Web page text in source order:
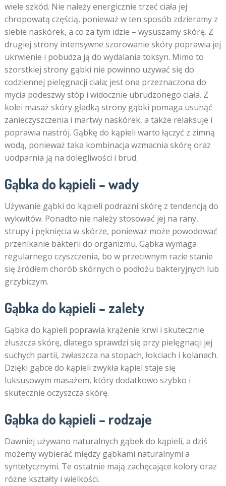
wiele szkód. Nie należy energicznie trzeć ciała jej
chropowatą częścią, ponieważ w ten sposób zdzieramy z
siebie naskórek, a co za tym idzie – wysuszamy skórę. Z
drugiej strony intensywne szorowanie skóry poprawia jej
ukrwienie i pobudza ją do wydalania toksyn. Mimo to
szorstkiej strony gąbki nie powinno używać się do
codziennej pielęgnacji ciała; jest ona przeznaczona do
mycia podeszwy stóp i widocznie ubrudzonego ciała. Z
kolei masaż skóry gładką strony gąbki pomaga usunąć
zanieczyszczenia i martwy naskórek, a także relaksuje i
poprawia nastrój. Gąbkę do kąpieli warto łączyć z zimną
wodą, ponieważ taka kombinacja wzmacnia skórę oraz
uodparnia ją na dolegliwości i brud.
Gąbka do kąpieli – wady
Używanie gąbki do kąpieli podrażni skórę z tendencją do
wykwitów. Ponadto nie należy stosować jej na rany,
strupy i pęknięcia w skórze, ponieważ może powodować
przenikanie bakterii do organizmu. Gąbka wymaga
regularnego czyszczenia, bo w przeciwnym razie stanie
się źródłem chorób skórnych o podłożu bakteryjnych lub
grzybiczym.
Gąbka do kąpieli – zalety
Gąbka do kąpieli poprawia krążenie krwi i skutecznie
złuszcza skórę, dlatego sprawdzi się przy pielęgnacji jej
suchych partii, zwłaszcza na stopach, łokciach i kolanach.
Dzięki gąbce do kąpieli zwykła kąpiel staje się
luksusowym masażem, który dodatkowo szybko i
skutecznie oczyszcza skórę.
Gąbka do kąpieli – rodzaje
Dawniej używano naturalnych gąbek do kąpieli, a dziś
możemy wybierać między gąbkami naturalnymi a
syntetycznymi. Te ostatnie mają zachęcające kolory oraz
różne kształty i wielkości.